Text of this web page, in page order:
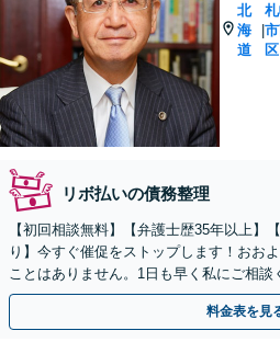
北
海
道
区
リボ払いの債務整理
【初回相談無料】【弁護士歴35年以上】
り】今すぐ催促をストップします！おお
ことはありません。1日も早く私にご相談
衛隊前駅8分】
料金表を見